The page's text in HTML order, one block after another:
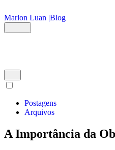
Marlon Luan |Blog
Postagens
Arquivos
A Importância da